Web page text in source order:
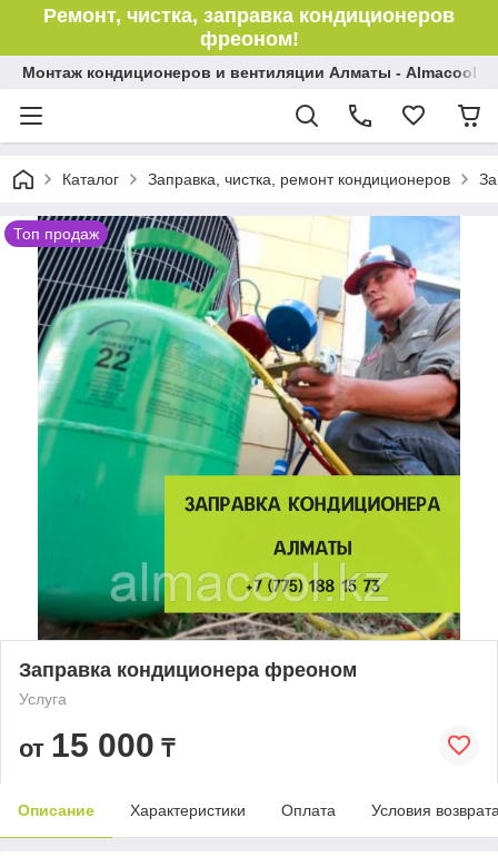
Ремонт, чистка, заправка кондиционеров
фреоном!
Монтаж кондиционеров и вентиляции Алматы - Almacool
Каталог Заправка, чистка, ремонт кондиционеров
Топ продаж
Заправка кондиционера фреоном
Услуга
от 15 000 ₸
Описание Характеристики Оплата Условия